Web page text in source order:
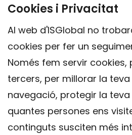
Cookies i Privacitat
Al web d'ISGlobal no
cookies per fer un
Només fem servir cookies,
tercers, per millorar la
navegació, protegir la
quantes persones ens
continguts susciten més